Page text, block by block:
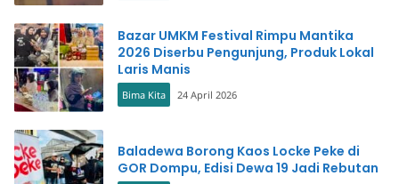
Bazar UMKM Festival Rimpu Mantika
2026 Diserbu Pengunjung, Produk Lokal
Laris Manis
Bima Kita 24 April 2026
Baladewa Borong Kaos Locke Peke di
GOR Dompu, Edisi Dewa 19 Jadi Rebutan